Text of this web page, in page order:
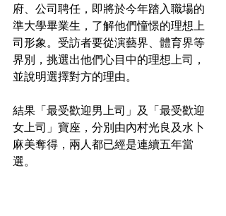
府、公司聘任，即將於今年踏入職場的
準大學畢業生，了解他們憧憬的理想上
司形象。受訪者要從演藝界、體育界等
界別，挑選出他們心目中的理想上司，
並說明選擇對方的理由。
結果「最受歡迎男上司」及「最受歡迎
女上司」寶座，分別由內村光良及水卜
麻美奪得，兩人都已經是連續五年當
選。